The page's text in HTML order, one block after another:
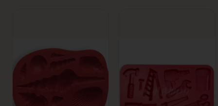
خروج از
حساب
کاربری